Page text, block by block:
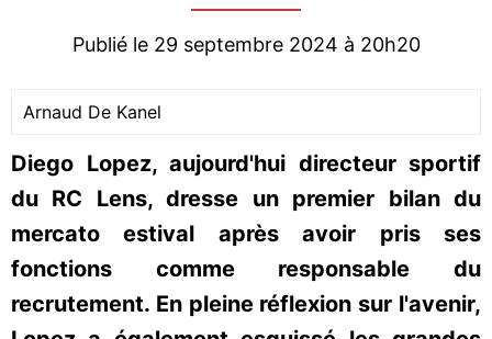
Publié le 29 septembre 2024 à 20h20
Arnaud De Kanel
Diego Lopez, aujourd'hui directeur sportif
du RC Lens, dresse un premier bilan du
mercato estival après avoir pris ses
fonctions comme responsable du
recrutement. En pleine réflexion sur l'avenir,